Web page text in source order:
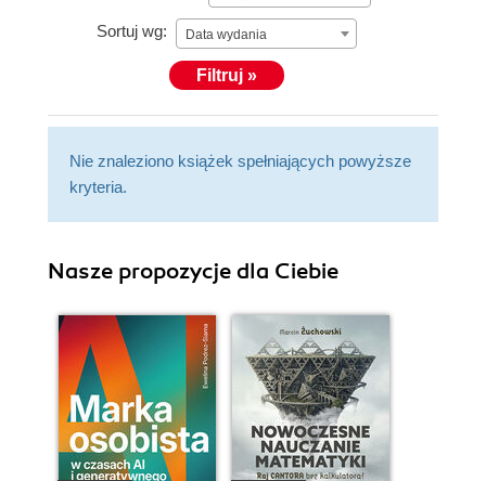
Sortuj wg: Data wydania
Filtruj »
Nie znaleziono książek spełniających powyższe
kryteria.
Nasze propozycje dla Ciebie